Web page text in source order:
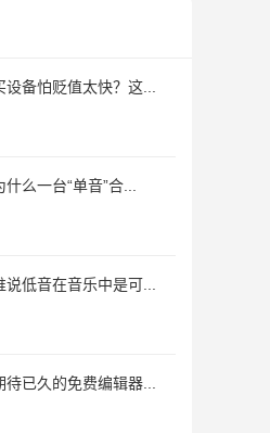
设备怕贬值太快？这...
什么一台“单音”合...
说低音在音乐中是可...
待已久的免费编辑器...